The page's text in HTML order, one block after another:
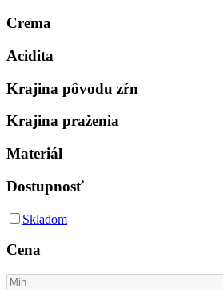
Crema
Acidita
Krajina pôvodu zŕn
Krajina praženia
Materiál
Dostupnosť
Skladom
Cena